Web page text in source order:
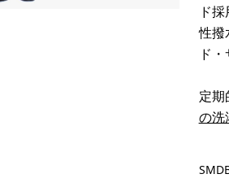
ド
性撥
ド
定期
の洗